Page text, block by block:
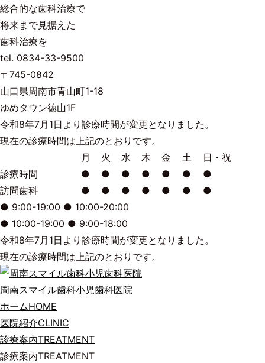
総合的な歯科治療で
将来まで見据えた
歯科治療を
tel. 0834-33-9500
〒745-0842
山口県周南市青山町1-18
ゆめタウン徳山1F
令和8年7月1日より診療時間が変更となりました。
現在の診療時間は上記のとおりです。
月
火 水 木 金 土
日・祝
診療時間
● ● ● ● ● ●
●
訪問歯科
● ● ● ● ● ●
●
● 9:00-19:00 ● 10:00-20:00
● 10:00-19:00 ● 9:00-18:00
令和8年7月1日より診療時間が変更となりました。
現在の診療時間は上記のとおりです。
周南スマイル歯科小児歯科医院
ホームHOME
医院紹介CLINIC
診療案内TREATMENT
診療案内TREATMENT